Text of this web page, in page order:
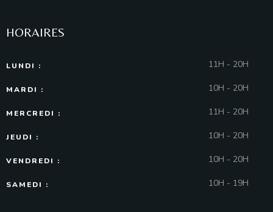
HORAIRES
LUNDI : 11H - 20H
MARDI : 10H - 20H
MERCREDI : 11H - 20H
JEUDI : 10H - 20H
VENDREDI : 10H - 20H
SAMEDI : 10H - 19H